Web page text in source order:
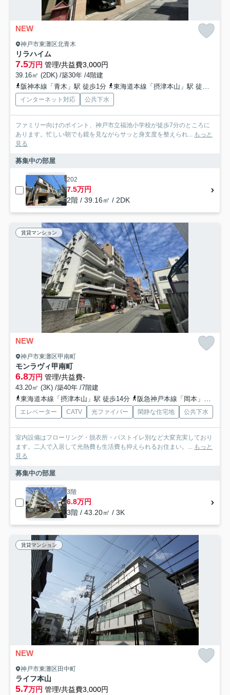
NEW
神戸市東灘区北青木
リラハイム
7.5万円 管理/共益費3,000円
39.16㎡ (2DK) /築30年 /4階建
阪神本線「青木」駅 徒歩1分
東海道本線「摂津本山」駅 徒歩13分
インターネット対応 公共下水
ファミリー向けのポイント、神戸市立福池小学校が徒歩7分のところに
あります。忙しい朝でも鏡を見ながらサッと身支度を整えられ... もっと
見る
募集中の部屋
202
7.5万円
2階 / 39.16㎡ / 2DK
賃貸マンション
NEW
神戸市東灘区甲南町
モンラヴィ甲南町
6.8万円 管理/共益費-
43.20㎡ (3K) /築40年 /7階建
東海道本線「摂津本山」駅 徒歩14分
阪急神戸本線「岡本」駅 徒歩17分
エレベーター CATV 光ファイバー 閑静な住宅地 公共下水
室内設備はフローリング・脱衣所・バストイレ別など大変充実しており
ます。二人で入居して光熱費も生活費も抑えられるお住まい。... もっと
見る
募集中の部屋
3階
6.8万円
3階 / 43.20㎡ / 3K
賃貸マンション
NEW
神戸市東灘区田中町
ライフ本山
5.7万円 管理/共益費3,000円